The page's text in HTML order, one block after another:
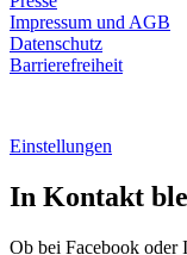
Impressum und AGB
Datenschutz
Barrierefreiheit
Einstellungen
In Kontakt
Ob bei Facebook oder